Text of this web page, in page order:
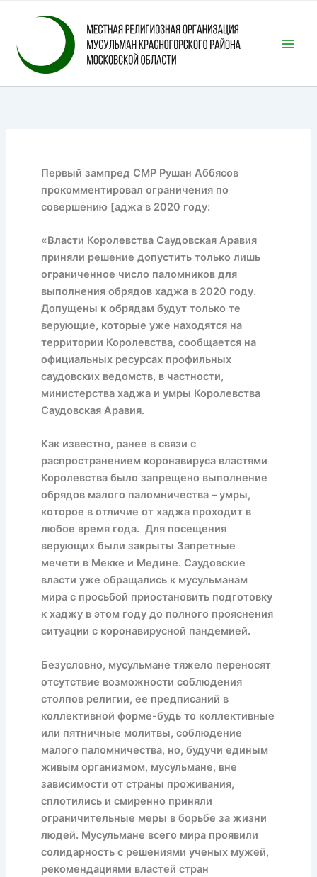
содержимому
Первый зампред СМР Рушан Аббясов
прокомментировал ограничения по
совершению [аджа в 2020 году:
«Власти Королевства Саудовская Аравия
приняли решение допустить только лишь
ограниченное число паломников для
выполнения обрядов хаджа в 2020 году.
Допущены к обрядам будут только те
верующие, которые уже находятся на
территории Королевства, сообщается на
официальных ресурсах профильных
саудовских ведомств, в частности,
министерства хаджа и умры Королевства
Саудовская Аравия.
Как известно, ранее в связи с
распространением коронавируса властями
Королевства было запрещено выполнение
обрядов малого паломничества – умры,
которое в отличие от хаджа проходит в
любое время года. Для посещения
верующих были закрыты Запретные
мечети в Мекке и Медине. Саудовские
власти уже обращались к мусульманам
мира с просьбой приостановить подготовку
к хаджу в этом году до полного прояснения
ситуации с коронавирусной пандемией.
Безусловно, мусульмане тяжело переносят
отсутствие возможности соблюдения
столпов религии, ее предписаний в
коллективной форме-будь то коллективные
или пятничные молитвы, соблюдение
малого паломничества, но, будучи единым
живым организмом, мусульмане, вне
зависимости от страны проживания,
сплотились и смиренно приняли
ограничительные меры в борьбе за жизни
людей. Мусульмане всего мира проявили
солидарность с решениями ученых мужей,
рекомендациями властей стран